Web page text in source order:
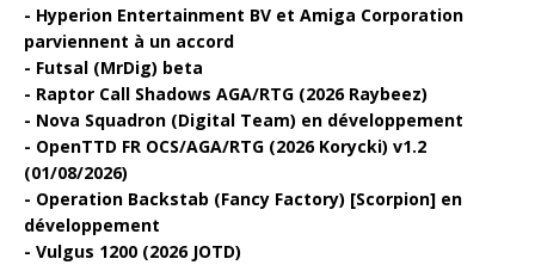
Hyperion Entertainment BV et Amiga Corporation
parviennent à un accord
Futsal (MrDig) beta
Raptor Call Shadows AGA/RTG (2026 Raybeez)
Nova Squadron (Digital Team) en développement
OpenTTD FR OCS/AGA/RTG (2026 Korycki) v1.2
(01/08/2026)
Operation Backstab (Fancy Factory) [Scorpion] en
développement
Vulgus 1200 (2026 JOTD)